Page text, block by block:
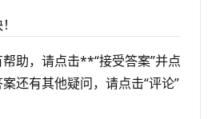
助，请点击**“接受答案”并点
还有其他疑问，请点击“评论”